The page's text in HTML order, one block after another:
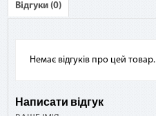
Відгуки (0)
Немає відгуків про цей товар.
Написати відгук